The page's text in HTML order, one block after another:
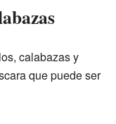
calabazas y
que puede ser